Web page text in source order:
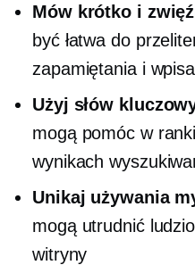
Mów krótko i
być łatwa do
zapamiętania i
Użyj słów
mogą pomóc w
wynikach
Unikaj używania
mogą utrudnić
witryny